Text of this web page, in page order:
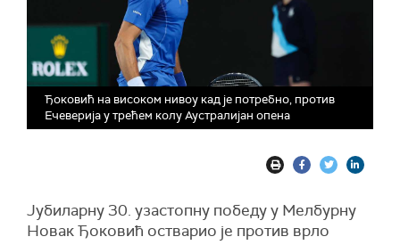
Ђоковић на високом нивoу кад је потребно, против
Ечеверија у трећем колу Аустралијан опена
Јубиларну 30. узастопну победу у Мелбурну
Новак Ђоковић остварио је против врло